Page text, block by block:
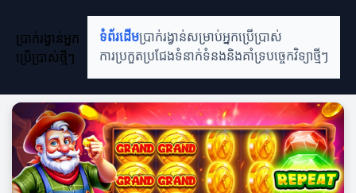
ប្រាក់រង្វាន់អ្នក
ប្រើប្រាស់ថ្មីៗ
ទំព័រដើមប្រាក់រង្វាន់សម្រាប់អ្នកប្រើប្រាស់
ការប្រកួតប្រជែងទំនាក់ទំនងនិងគាំទ្របច្ចេកវិទ្យាថ្មីៗ